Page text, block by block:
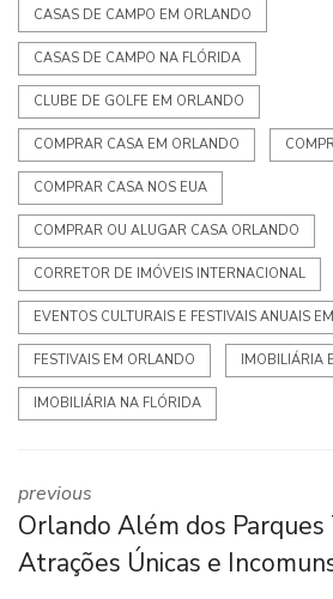
CASAS DE CAMPO EM ORLANDO
CASAS DE CAMPO NA FLÓRIDA
CLUBE DE GOLFE EM ORLANDO
COMPRAR CASA EM ORLANDO
COMPRAR CASA NOS EUA
COMPRAR OU ALUGAR CASA ORLANDO
CORRETOR DE IMÓVEIS INTERNACIONAL
EVENTOS CULTURAIS E FESTIVAIS ANUAIS
FESTIVAIS EM ORLANDO IMOBILIÁRIA
IMOBILIÁRIA NA FLÓRIDA
previous
Orlando Além dos Parques
Atrações Únicas e